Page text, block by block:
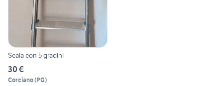
Scala con 5 gradini
30 €
Corciano(PG)